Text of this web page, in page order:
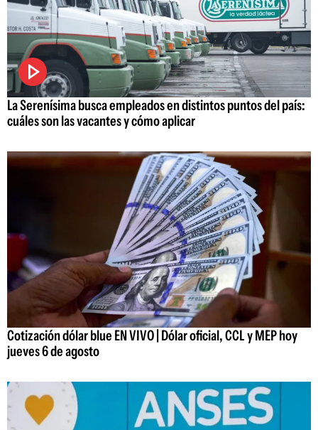
La Serenísima busca empleados en distintos puntos del país:
cuáles son las vacantes y cómo aplicar
Cotización dólar blue EN VIVO | Dólar oficial, CCL y MEP hoy
jueves 6 de agosto